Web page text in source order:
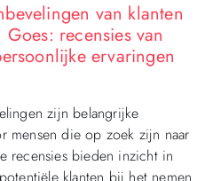
van klanten
recensies van
ervaringen
zijn belangrijke
mensen die op zoek zijn naar
recensies bieden inzicht in